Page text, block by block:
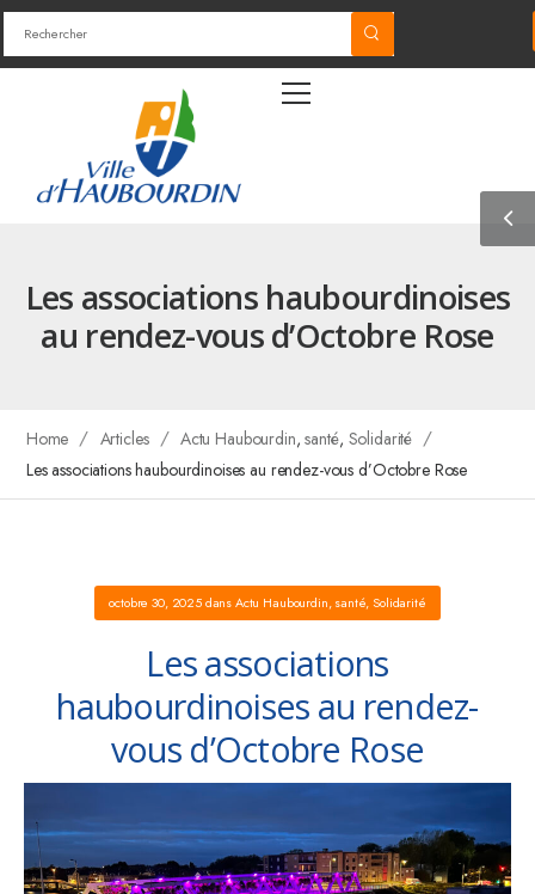
Les associations haubourdinoises
au rendez-vous d’Octobre Rose
Home / Articles / Actu Haubourdin,santé, Solidarité /
Les associations haubourdinoises au rendez-vous d’Octobre Rose
octobre 30, 2025dansActu Haubourdin,santé,Solidarité
Les associations
haubourdinoises au rendez-
vous d’Octobre Rose